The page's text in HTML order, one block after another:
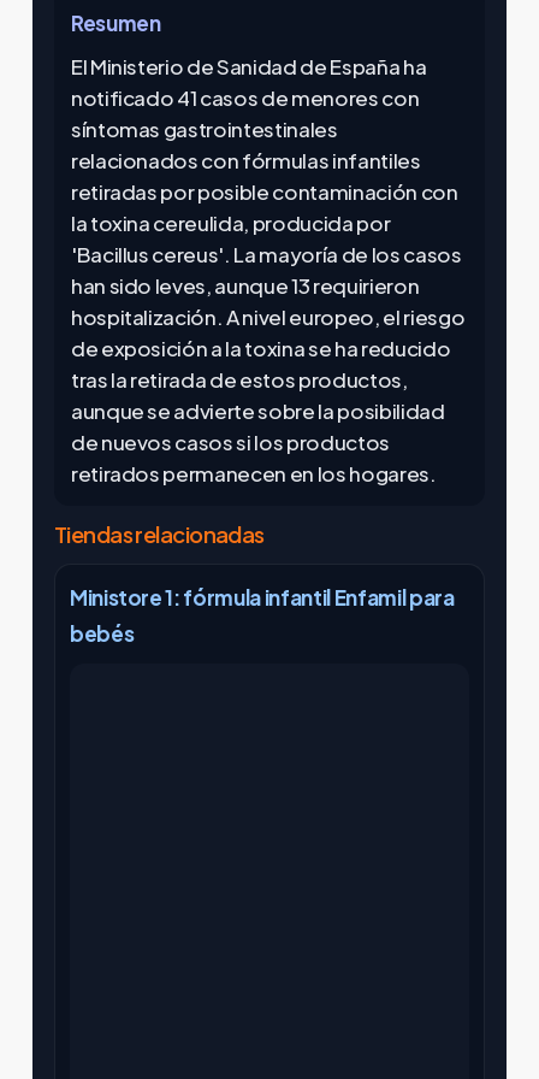
Resumen
El Ministerio de Sanidad de España ha
notificado 41 casos de menores con
síntomas gastrointestinales
relacionados con fórmulas infantiles
retiradas por posible contaminación con
la toxina cereulida, producida por
'Bacillus cereus'. La mayoría de los casos
han sido leves, aunque 13 requirieron
hospitalización. A nivel europeo, el riesgo
de exposición a la toxina se ha reducido
tras la retirada de estos productos,
aunque se advierte sobre la posibilidad
de nuevos casos si los productos
retirados permanecen en los hogares.
Tiendas relacionadas
Ministore 1: fórmula infantil Enfamil para
bebés